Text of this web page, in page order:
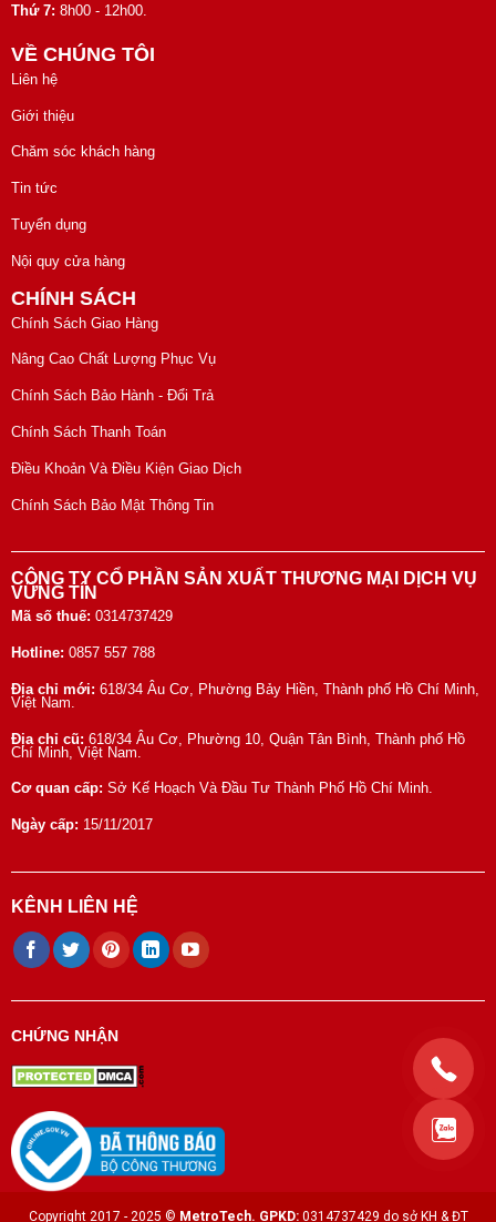
Thứ 7: 8h00 - 12h00.
VỀ CHÚNG TÔI
Liên hệ
Giới thiệu
Chăm sóc khách hàng
Tin tức
Tuyển dụng
Nội quy cửa hàng
CHÍNH SÁCH
Chính Sách Giao Hàng
Nâng Cao Chất Lượng Phục Vụ
Chính Sách Bảo Hành - Đổi Trả
Chính Sách Thanh Toán
Điều Khoản Và Điều Kiện Giao Dịch
Chính Sách Bảo Mật Thông Tin
CÔNG TY CỔ PHẦN SẢN XUẤT THƯƠNG MẠI DỊCH VỤ
VỮNG TÍN
Mã số thuế: 0314737429
Hotline: 0857 557 788
Địa chỉ mới: 618/34 Âu Cơ, Phường Bảy Hiền, Thành phố Hồ Chí Minh,
Việt Nam.
Địa chỉ cũ: 618/34 Âu Cơ, Phường 10, Quận Tân Bình, Thành phố Hồ
Chí Minh, Việt Nam.
Cơ quan cấp: Sở Kế Hoạch Và Đầu Tư Thành Phố Hồ Chí Minh.
Ngày cấp: 15/11/2017
KÊNH LIÊN HỆ
CHỨNG NHẬN
Copyright 2017 - 2025 © MetroTech. GPKD:0314737429 do sở KH & ĐT